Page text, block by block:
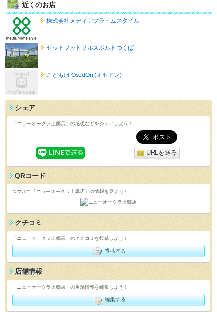
近くのお店
株式会社メディアプライムスタイル
ゼットフットサルスポルトつくば
こども服 OsedOn (オセドン)
シェア
「ニューオークラ上郷店」の感想などをシェアしよう！
URLを送る
QRコード
スマホで「ニューオークラ上郷店」の情報を見よう！
クチコミ
「ニューオークラ上郷店」のクチコミを投稿しよう！
投稿する
店舗情報
「ニューオークラ上郷店」の店舗情報を編集しよう！
編集する